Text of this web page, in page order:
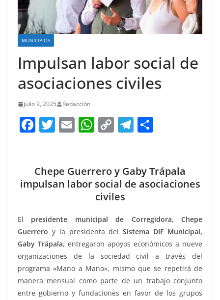
MUNICIPIOS
Impulsan labor social de
asociaciones civiles
julio 9, 2025 Redacción
F
e
b
o
k
T
er
E
l
W
s
A
p
p
C
y
Li
n
k
T
gr
a
e
Chepe Guerrero y Gaby Trápala
impulsan labor social de asociaciones
civiles
El presidente municipal de Corregidora, Chepe
Guerrero y la presidenta delSistema DIF Municipal,
Gaby Trápala, entregaron apoyos económicos a nueve
organizaciones de la sociedad civil a través del
programa «Mano a Mano», mismo que se repetirá de
manera mensual como parte de un trabajo conjunto
entre gobierno y fundaciones en favor de los grupos